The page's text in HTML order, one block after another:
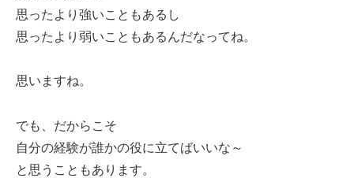
思ったより強いこともあるし
思ったより弱いこともあるんだなってね。
思いますね。
でも、だからこそ
自分の経験が誰かの役に立てばいいな～
と思うこともあります。